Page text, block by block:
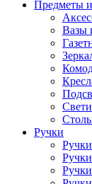
Предметы
Вазы
Ручки